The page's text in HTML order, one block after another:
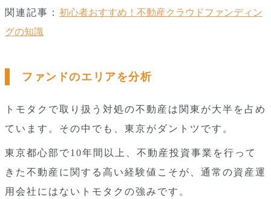
関連記事： 初心者おすすめ！不動産クラウドファンディン
グの知識
ファンドのエリアを分析
トモタクで取り扱う対処の不動産は関東が大半を占め
ています。その中でも、東京がダントツです。
東京都心部で10年間以上、不動産投資事業を行って
きた不動産に関する高い経験値こそが、通常の資産運
用会社にはないトモタクの強みです。